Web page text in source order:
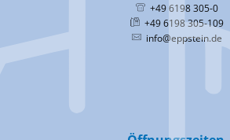
+49 6198 305-0
+49 6198 305-109
info@eppstein.de